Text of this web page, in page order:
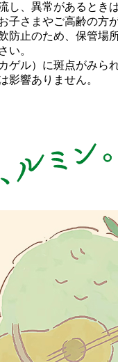
し、異常があるとき
子さまやご高齢の方
防止のため、保管場
い。
ゲル）に斑点がみら
影響ありません。